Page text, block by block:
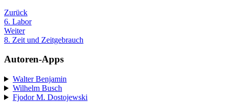
Zurück
6. Labor
Weiter
8. Zeit und Zeitgebrauch
Autoren-Apps
Walter Benjamin
Wilhelm Busch
Fjodor M. Dostojewski